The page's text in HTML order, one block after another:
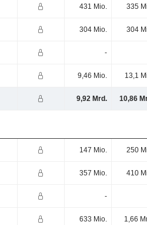
431 Mio. 335
304 Mio. 304
-
9,46 Mio. 13,1
9,92 Mrd. 10,86
147 Mio. 250
357 Mio. 410
-
633 Mio. 1,66